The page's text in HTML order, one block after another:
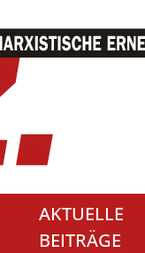
AKTUELLE
BEITRÄGE